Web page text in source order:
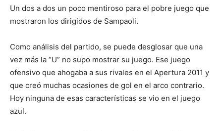
Un dos a dos un poco mentiroso para el pobre juego que
mostraron los dirigidos de Sampaoli.
Como análisis del partido, se puede desglosar que una
vez más la “U” no supo mostrar su juego. Ese juego
ofensivo que ahogaba a sus rivales en el Apertura 2011 y
que creó muchas ocasiones de gol en el arco contrario.
Hoy ninguna de esas características se vio en el juego
azul.